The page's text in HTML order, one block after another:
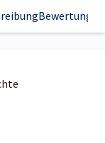
Bewertungen